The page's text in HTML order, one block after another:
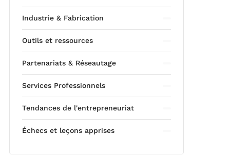
Industrie & Fabrication
Outils et ressources
Partenariats & Réseautage
Services Professionnels
Tendances de l'entrepreneuriat
Échecs et leçons apprises